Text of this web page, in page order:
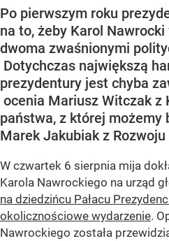
Po pierwszym roku
na to, żeby Karol
dwoma zwaśnionymi
Dotychczas największą
prezydentury jest chyba
ocenia Mariusz Witczak z
państwa, z której możemy
Marek Jakubiak z Rozwoju
W czwartek 6 sierpnia mija
Karola Nawrockiego na urząd
na dziedzińcu Pałacu
okolicznościowe wydarzenie.
Nawrockiego została